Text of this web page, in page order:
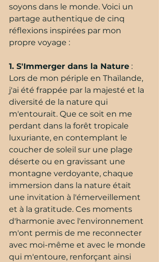
soyons dans le monde. Voici un
partage authentique de cinq
réflexions inspirées par mon
propre voyage :
1. S'Immerger dans la Nature :
Lors de mon périple en Thaïlande,
j'ai été frappée par la majesté et la
diversité de la nature qui
m'entourait. Que ce soit en me
perdant dans la forêt tropicale
luxuriante, en contemplant le
coucher de soleil sur une plage
déserte ou en gravissant une
montagne verdoyante, chaque
immersion dans la nature était
une invitation à l'émerveillement
et à la gratitude. Ces moments
d'harmonie avec l'environnement
m'ont permis de me reconnecter
avec moi-même et avec le monde
qui m'entoure, renforçant ainsi